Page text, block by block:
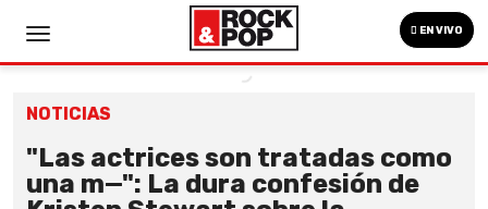
EN VIVO
NOTICIAS
"Las actrices son tratadas como
una m—": La dura confesión de